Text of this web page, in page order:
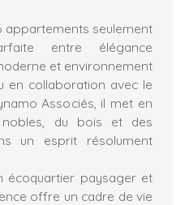
appartements seulement
entre élégance
et environnement
en collaboration avec le
Associés, il met en
du bois et des
un esprit résolument
écoquartier paysager et
offre un cadre de vie